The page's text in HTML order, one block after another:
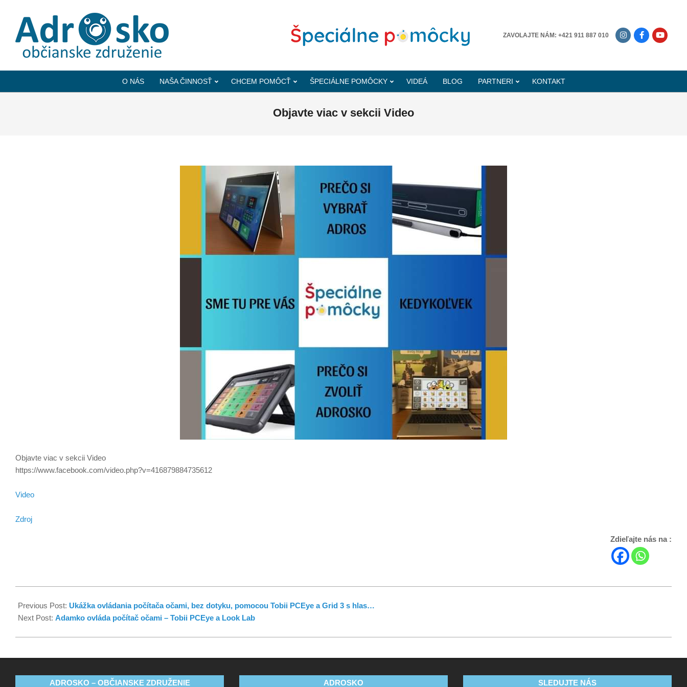
OBČIANSKE
ZAVOLAJTE NÁM: +421 911 887 010
O NÁS NAŠA ČINNOSŤ CHCEM POMÔCŤ ŠPECIÁLNE POMÔCKY VIDEÁ BLOG PARTNERI KONTAKT
Objavte viac v sekcii Video
Objavte viac v sekcii Video
https://www.facebook.com/video.php?v=416879884735612
Video
Zdroj
Zdieľajte nás na :
Previous Post: Ukážka ovládania počítača očami, bez dotyku, pomocou Tobii PCEye a Grid 3 s hlas…
Next Post: Adamko ovláda počítač očami – Tobii PCEye a Look Lab
ADROSKO – OBČIANSKE ZDRUŽENIE ADROSKO SLEDUJTE NÁS